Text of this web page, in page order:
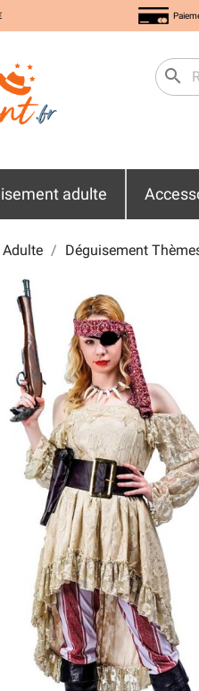
search
adulte
Déguisement